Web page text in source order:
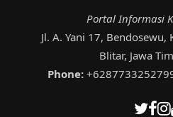
Portal Informasi
Jl. A. Yani 17, Bendosewu,
Blitar, Jawa
Phone: